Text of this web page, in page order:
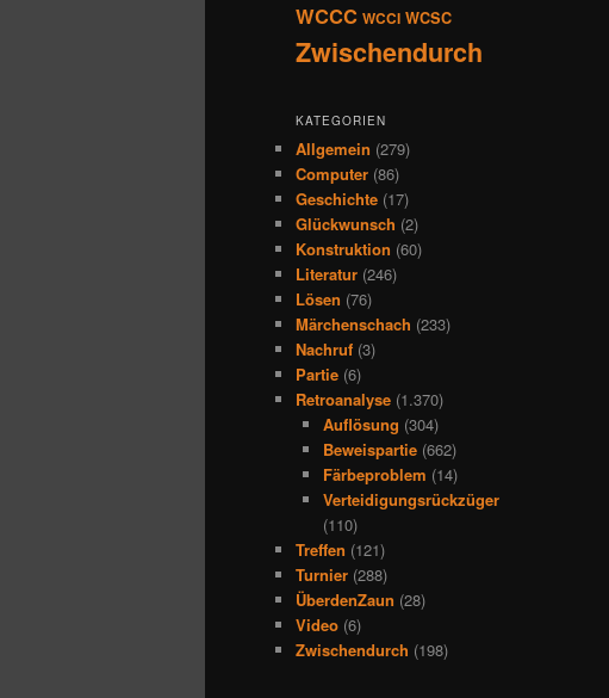
WCCC WCCI WCSC
Zwischendurch
KATEGORIEN
Allgemein (279)
Computer (86)
Geschichte (17)
Glückwunsch (2)
Konstruktion (60)
Literatur (246)
Lösen (76)
Märchenschach (233)
Nachruf (3)
Partie (6)
Retroanalyse (1.370)
Auflösung (304)
Beweispartie(662)
Färbeproblem (14)
Verteidigungsrückzüger
(110)
Treffen (121)
Turnier (288)
ÜberdenZaun (28)
Video (6)
Zwischendurch (198)